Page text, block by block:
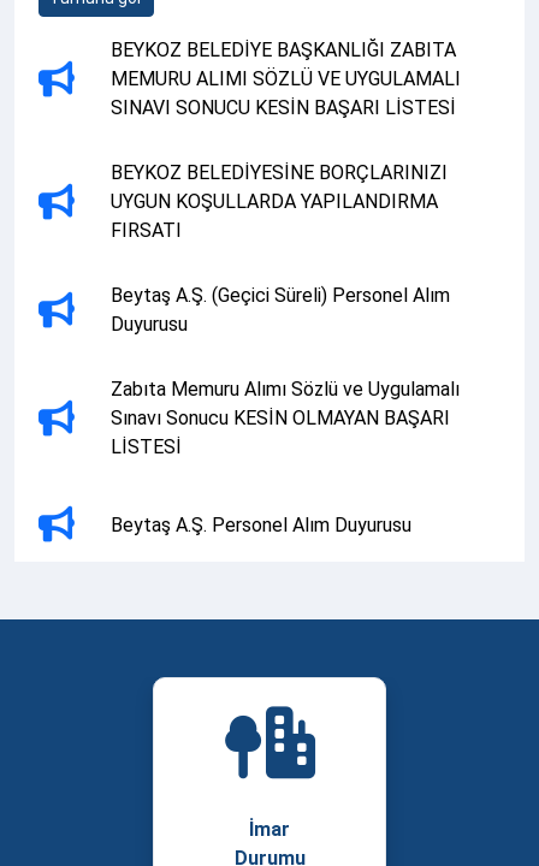
BEYKOZ BELEDİYE BAŞKANLIĞI ZABITA
MEMURU ALIMI SÖZLÜ VE UYGULAMALI
SINAVI SONUCU KESİN BAŞARI LİSTESİ
BEYKOZ BELEDİYESİNE BORÇLARINIZI
UYGUN KOŞULLARDA YAPILANDIRMA
FIRSATI
Beytaş A.Ş. (Geçici Süreli) Personel Alım
Duyurusu
Zabıta Memuru Alımı Sözlü ve Uygulamalı
Sınavı Sonucu KESİN OLMAYAN BAŞARI
LİSTESİ
Beytaş A.Ş. Personel Alım Duyurusu
METRUK BİNALAR İLÇE KOMİSYONU
KARARLARI HK. Tokatköy Mah. 2769 Ada 52
Parsel, Avcı Sk. No:16 HK.
METRUK BİNALAR İLÇE KOMİSYONU
İmar
Durumu